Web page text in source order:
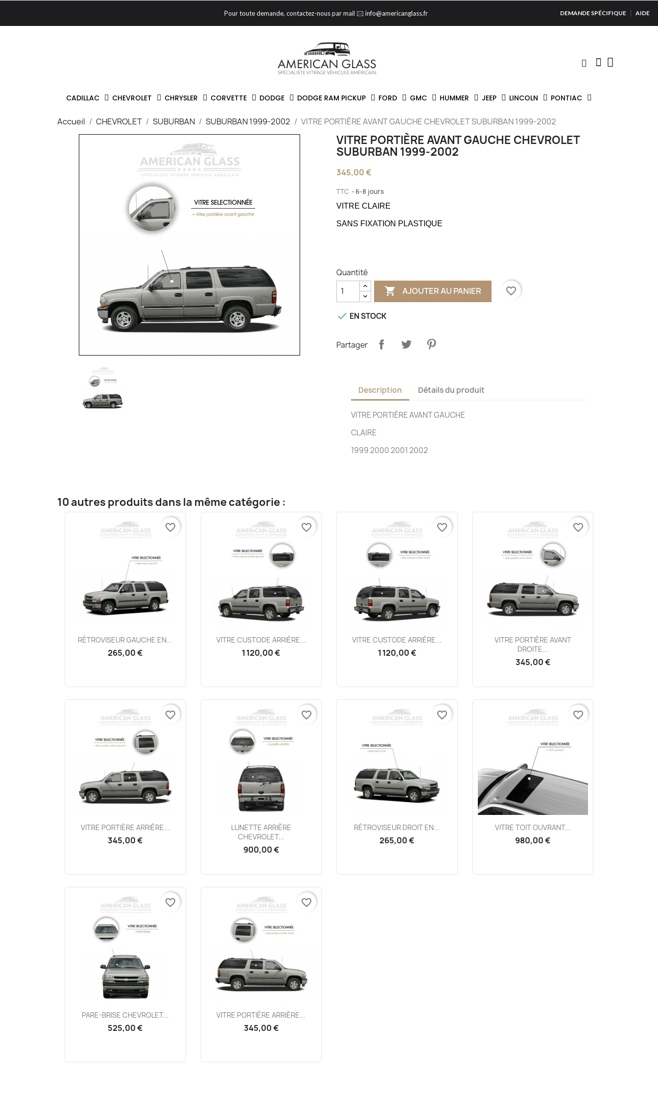
Pour toute demande, contactez-nous par mail 🖂 info@americanglass.fr DEMANDE SPÉCIFIQUE AIDE
CADILLAC CHEVROLET CHRYSLER CORVETTE DODGE DODGE RAM PICKUP FORD GMC HUMMER JEEP LINCOLN PONTIAC
Accueil CHEVROLET SUBURBAN SUBURBAN 1999-2002 VITRE PORTIÈRE AVANT GAUCHE CHEVROLET SUBURBAN 1999-2002
VITRE PORTIÈRE AVANT GAUCHE CHEVROLET
SUBURBAN 1999-2002
345,00 €
TTC 6-8 jours
VITRE CLAIRE
SANS FIXATION PLASTIQUE
Quantité
 AJOUTER AU PANIER favorite_border
 EN STOCK
Partager
Description Détails du produit
VITRE PORTIÈRE AVANT GAUCHE
CLAIRE
1999 2000 2001 2002
10 autres produits dans la même catégorie :
Aperçu rapide
RÉTROVISEUR GAUCHE EN...
265,00 €
favorite_border
Aperçu rapide
VITRE CUSTODE ARRIÈRE...
1 120,00 €
favorite_border
Aperçu rapide
VITRE CUSTODE ARRIÈRE...
1 120,00 €
favorite_border
Aperçu rapide
VITRE PORTIÈRE AVANT
DROITE...
345,00 €
favorite_border
Aperçu rapide
VITRE PORTIÈRE ARRIÈRE...
345,00 €
favorite_border
Aperçu rapide
LUNETTE ARRIÈRE
CHEVROLET...
900,00 €
favorite_border
Aperçu rapide
RÉTROVISEUR DROIT EN...
265,00 €
favorite_border
Aperçu rapide
VITRE TOIT OUVRANT...
980,00 €
favorite_border
Aperçu rapide
PARE-BRISE CHEVROLET...
525,00 €
favorite_border
Aperçu rapide
VITRE PORTIÈRE ARRIÈRE...
345,00 €
favorite_border